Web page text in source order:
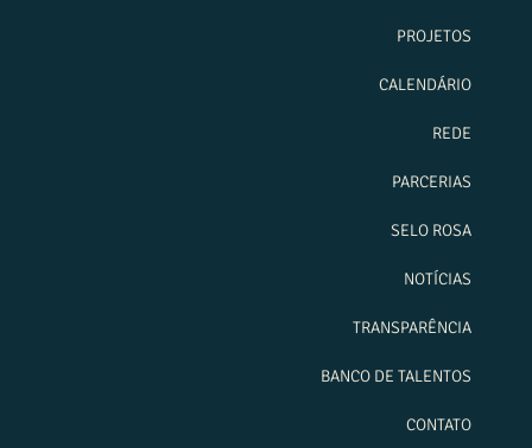
PROJETOS
CALENDÁRIO
REDE
PARCERIAS
SELO ROSA
NOTÍCIAS
TRANSPARÊNCIA
BANCO DE TALENTOS
CONTATO